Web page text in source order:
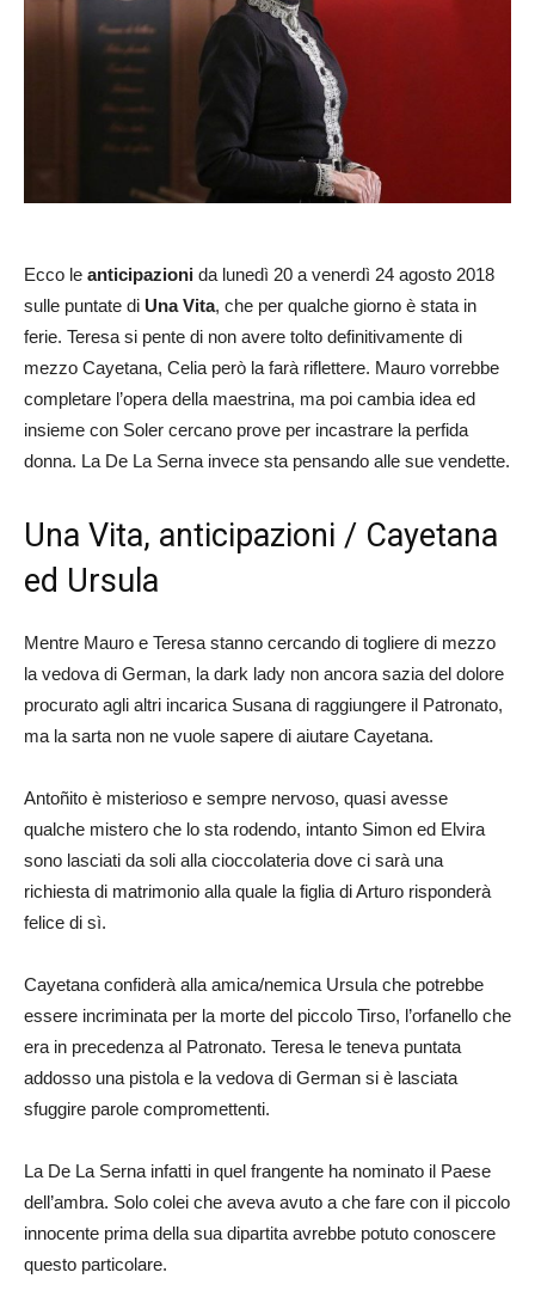
Ecco le anticipazioni da lunedì 20 a venerdì 24 agosto 2018
sulle puntate di Una Vita, che per qualche giorno è stata in
ferie. Teresa si pente di non avere tolto definitivamente di
mezzo Cayetana, Celia però la farà riflettere. Mauro vorrebbe
completare l’opera della maestrina, ma poi cambia idea ed
insieme con Soler cercano prove per incastrare la perfida
donna. La De La Serna invece sta pensando alle sue vendette.
Una Vita, anticipazioni / Cayetana
ed Ursula
Mentre Mauro e Teresa stanno cercando di togliere di mezzo
la vedova di German, la dark lady non ancora sazia del dolore
procurato agli altri incarica Susana di raggiungere il Patronato,
ma la sarta non ne vuole sapere di aiutare Cayetana.
Antoñito è misterioso e sempre nervoso, quasi avesse
qualche mistero che lo sta rodendo, intanto Simon ed Elvira
sono lasciati da soli alla cioccolateria dove ci sarà una
richiesta di matrimonio alla quale la figlia di Arturo risponderà
felice di sì.
Cayetana confiderà alla amica/nemica Ursula che potrebbe
essere incriminata per la morte del piccolo Tirso, l’orfanello che
era in precedenza al Patronato. Teresa le teneva puntata
addosso una pistola e la vedova di German si è lasciata
sfuggire parole compromettenti.
La De La Serna infatti in quel frangente ha nominato il Paese
dell’ambra. Solo colei che aveva avuto a che fare con il piccolo
innocente prima della sua dipartita avrebbe potuto conoscere
questo particolare.